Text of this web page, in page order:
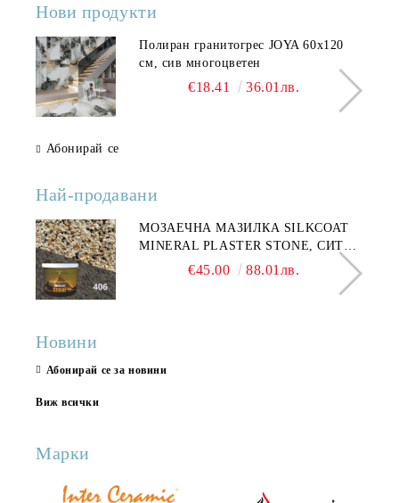
Нови продукти
Полиран гранитогрес JOYA 60x120
см, сив многоцветен
€18.41 36.01лв.
Абонирай се
Най-продавани
МОЗАЕЧНА МАЗИЛКА SILKCOAT
MINERAL PLASTER STONE, СИТЕН
КАМЪК 406 25КГ
€45.00 88.01лв.
Новини
Абонирай се за новини
Виж всички
Марки